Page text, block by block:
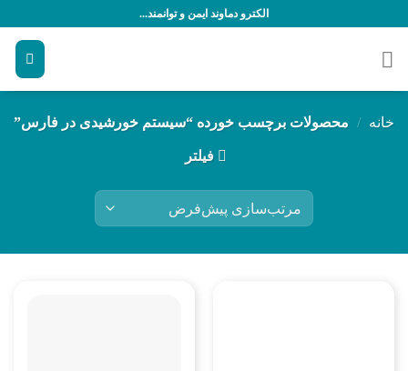
محتوا
الکترو دماوند ایمن و توانمند...
خانه / محصولات برچسب خورده “سیستم خورشیدی در فارس”
فیلتر